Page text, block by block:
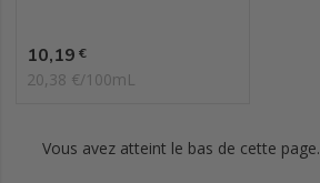
Prix
10,19 €
20,38 €/100mL
Vous avez atteint le bas de cette page.